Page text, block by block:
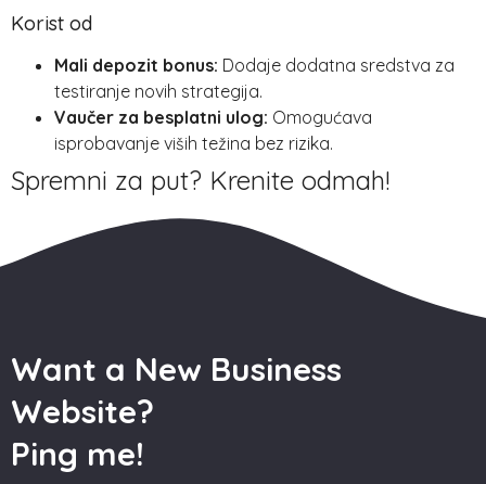
Korist od
Mali depozit bonus: Dodaje dodatna sredstva za
testiranje novih strategija.
Vaučer za besplatni ulog: Omogućava
isprobavanje viših težina bez rizika.
Spremni za put? Krenite odmah!
Want a New Business
Website?
Ping me!